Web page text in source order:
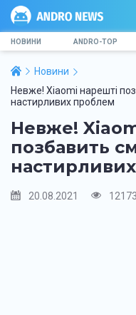
НОВИНИ ANDRO-TOP
Новини
Невже! Xiaomi нарешті
настирливих проблем
Невже!
позбавить
20.08.2021 12173